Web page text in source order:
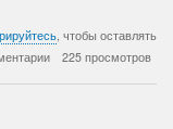
, чтобы оставлять
225 просмотров